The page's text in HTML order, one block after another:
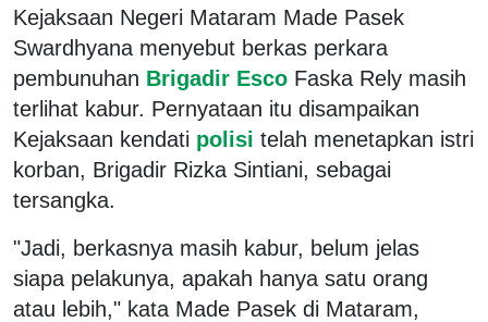
Kejaksaan Negeri Mataram Made Pasek
Swardhyana menyebut berkas perkara
pembunuhan Brigadir Esco Faska Rely masih
terlihat kabur. Pernyataan itu disampaikan
Kejaksaan kendati polisi telah menetapkan istri
korban, Brigadir Rizka Sintiani, sebagai
tersangka.
"Jadi, berkasnya masih kabur, belum jelas
siapa pelakunya, apakah hanya satu orang
atau lebih," kata Made Pasek di Mataram,